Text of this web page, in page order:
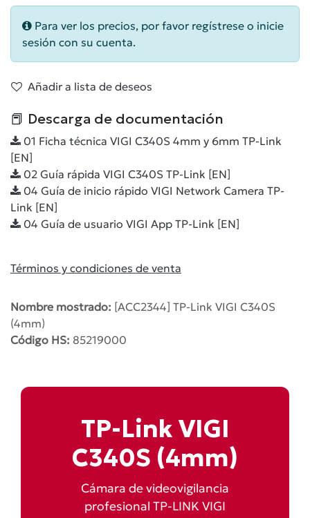
Para ver los precios, por favor regístrese o inicie
sesión con su cuenta.
Añadir a lista de deseos
📕 Descarga de documentación
01 Ficha técnica VIGI C340S 4mm y 6mm TP-Link
[EN]
02 Guía rápida VIGI C340S TP-Link [EN]
04 Guía de inicio rápido VIGI Network Camera TP-
Link [EN]
04 Guía de usuario VIGI App TP-Link [EN]
Términos y condiciones de venta
Nombre mostrado: [ACC2344] TP-Link VIGI C340S
(4mm)
Código HS: 85219000
TP-Link VIGI
C340S (4mm)
Cámara de videovigilancia
profesional TP-LINK VIGI